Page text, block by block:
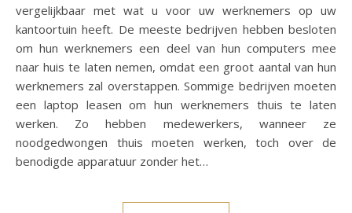
vergelijkbaar met wat u voor uw werknemers op uw
kantoortuin heeft. De meeste bedrijven hebben besloten
om hun werknemers een deel van hun computers mee
naar huis te laten nemen, omdat een groot aantal van hun
werknemers zal overstappen. Sommige bedrijven moeten
een laptop leasen om hun werknemers thuis te laten
werken. Zo hebben medewerkers, wanneer ze
noodgedwongen thuis moeten werken, toch over de
benodigde apparatuur zonder het…